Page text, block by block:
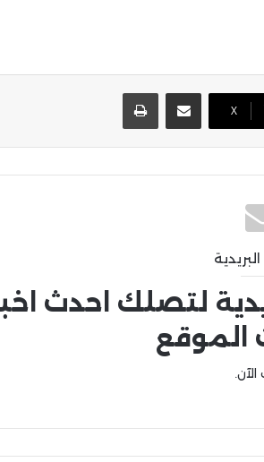
X
مشاركة عبر البريد
لتصلك احدث
الموقع